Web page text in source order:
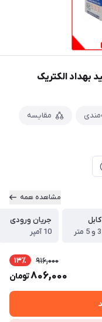
بهداد الکتریک
مقایسه
مشاهده همه
جریان ورودی
10 آمپر
916,000 13٪
806,000تومان